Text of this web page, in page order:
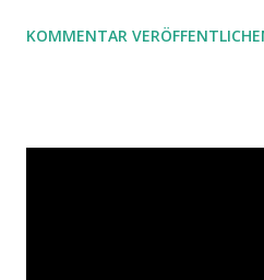
Hilfe von Outlook.
KOMMENTAR